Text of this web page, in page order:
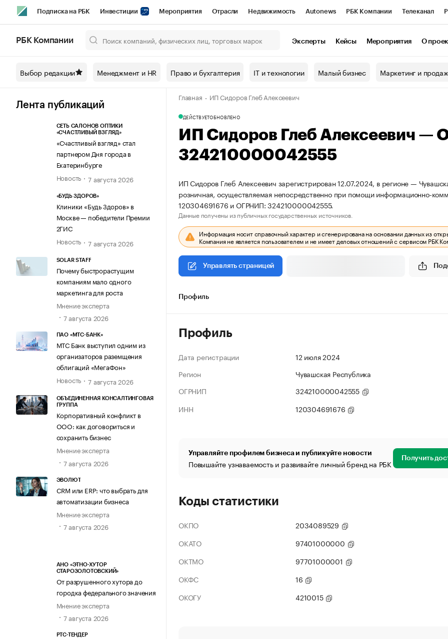
Подписка на РБК Инвестиции Мероприятия Отрасли Недвижимость Autonews РБК Компании Телеканал
Спецпроекты СПб Конференции СПб Спецпроекты Проверка контрагентов
Технологии и медиа Рынок наличной валюты
РБК Компании Эксперты Кейсы Мероприятия О
Выбор редакции Менеджмент и HR Право и бухгалтерия IT и технологии Малый бизнес Маркетинг и
Лента публикаций
СЕТЬ САЛОНОВ ОПТИКИ
«СЧАСТЛИВЫЙ ВЗГЛЯД»
«Счастливый взгляд» стал
партнером Дня города в
Екатеринбурге
Новость
7 августа 2026
«БУДЬ ЗДОРОВ»
Клиники «Будь Здоров» в
Москве — победители Премии
2ГИС
Новость
7 августа 2026
SOLAR STAFF
Почему быстрорастущим
компаниям мало одного
маркетинга для роста
Мнение эксперта
7 августа 2026
ПАО «МТС-БАНК»
МТС Банк выступил одним из
организаторов раземщения
облигаций «МегаФон»
Новость
7 августа 2026
ОБЪЕДИНЕННАЯ КОНСАЛТИНГОВАЯ
ГРУППА
Корпоративный конфликт в
ООО: как договориться и
сохранить бизнес
Мнение эксперта
7 августа 2026
ЭВОЛЮТ
CRM или ERP: что выбрать для
автоматизации бизнеса
Мнение эксперта
7 августа 2026
АНО «ЭТНО-ХУТОР
СТАРОЗОЛОТОВСКИЙ»
От разрушенного хутора до
городка федерального значения
Мнение эксперта
7 августа 2026
РТС-ТЕНДЕР
Главная ИП Сидоров Глеб Алексеевич
ДЕЙСТВУЕТОБНОВЛЕНО
ИП Сидоров Глеб Алексеевич —
324210000042555
ИП Сидоров Глеб Алексеевич зарегистрирован 12.07.2024, в регионе —
розничная, осуществляемая непосредственно при помощи информационно-
120304691676 и ОГРНИП: 324210000042555.
Данные получены из публичных государственных источников.
Информация носит справочный характер и сгенерирована на основании данных из
Компания не является пользователем и не имеет деловых отношений с сервисом РБК
Управлять страницей
Профиль
Профиль
Дата регистрации
12 июля 2024
Регион
Чувашская Республика
ОГРНИП
324210000042555
ИНН
120304691676
Управляйте профилем бизнеса и публикуйте новости
Повышайте узнаваемость и развивайте личный бренд на РБК Получить
Коды статистики
ОКПО
2034089529
ОКАТО
97401000000
ОКТМО
97701000001
ОКФС
16
ОКОГУ
4210015